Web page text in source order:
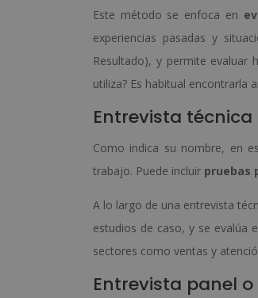
Este método se enfoca en
experiencias pasadas y
Resultado), y permite evaluar
utiliza? Es habitual encontrarla
Entrevista técnica
Como indica su nombre, en
trabajo. Puede incluir pruebas
A lo largo de una entrevista
estudios de caso, y se evalúa
sectores como ventas y
Entrevista panel